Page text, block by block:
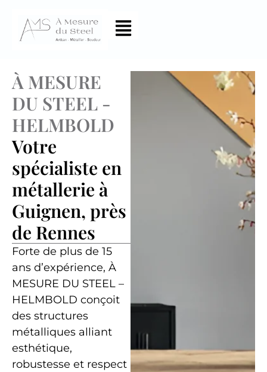
À MESURE
DU STEEL -
HELMBOLD
Votre
spécialiste en
métallerie à
Guignen, près
de Rennes
Forte de plus de 15
ans d’expérience, À
MESURE DU STEEL –
HELMBOLD conçoit
des structures
métalliques alliant
esthétique,
robustesse et respect